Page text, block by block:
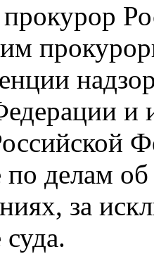
по делам
за